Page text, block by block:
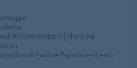
Willemien Ippel | che ci ha
di Pauline Esparon e ricerca